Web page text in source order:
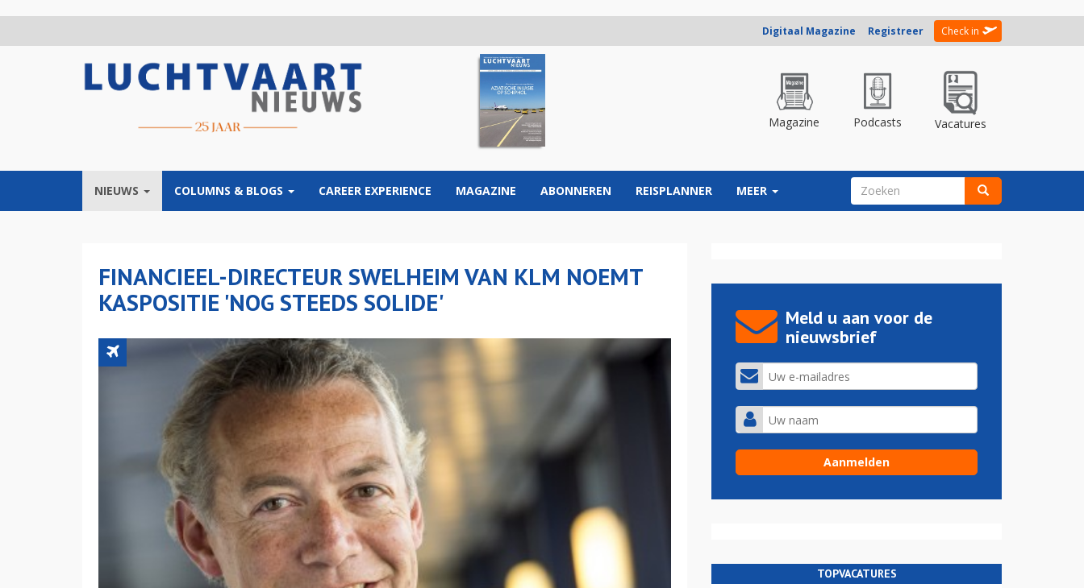
Digitaal Magazine Registreer Check in
Magazine Podcasts Vacatures
NIEUWS COLUMNS & BLOGS CAREER EXPERIENCE MAGAZINE ABONNEREN REISPLANNER MEER ZOEKVELD
FINANCIEEL-DIRECTEUR SWELHEIM VAN KLM NOEMT
KASPOSITIE 'NOG STEEDS SOLIDE'
Meld u aan voor de
nieuwsbrief
TOPVACATURES